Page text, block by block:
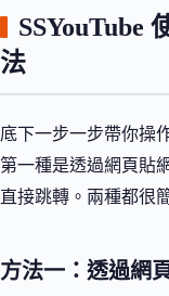
SSYouTube
法
底下一步一步帶你操
第一種是透過網頁貼
直接跳轉。兩種都很
方法一：透過網